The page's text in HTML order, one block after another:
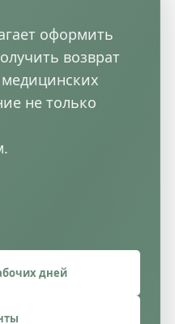
оформить
возврат
не только
дней